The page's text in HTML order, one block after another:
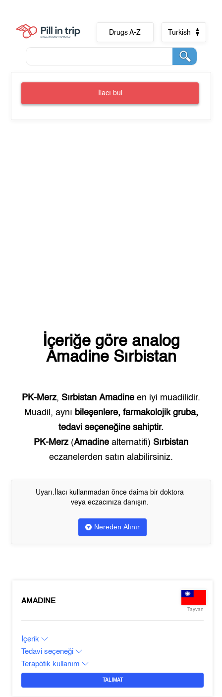
Drugs A-Z Turkish
İlacı bul
İçeriğe göre analog
Amadine Sırbistan
PK-Merz, Sırbistan Amadine en iyi muadilidir.
Muadil, aynı bileşenlere, farmakolojik gruba,
tedavi seçeneğine sahiptir.
PK-Merz (Amadine alternatifi) Sırbistan
eczanelerden satın alabilirsiniz.
Uyarı.İlacı kullanmadan önce daima bir doktora
veya eczacınıza danışın.
Nereden Alınır
AMADINE
Tayvan
İçerik
Tedavi seçeneği
Terapötik kullanım
TALIMAT